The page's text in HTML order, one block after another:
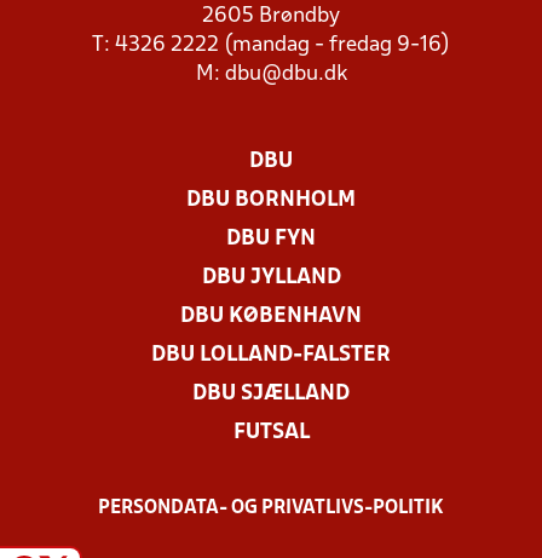
2605 Brøndby
T: 4326 2222 (mandag - fredag 9-16)
M: dbu@dbu.dk
DBU
DBU BORNHOLM
DBU FYN
DBU JYLLAND
DBU KØBENHAVN
DBU LOLLAND-FALSTER
DBU SJÆLLAND
FUTSAL
PERSONDATA- OG PRIVATLIVS-POLITIK